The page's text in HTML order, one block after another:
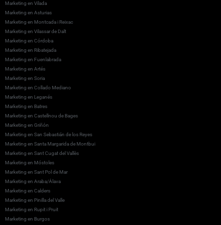
Marketing en Vilada
Marketing en Asturias
Marketing en Montcada i Reixac
Marketing en Vilassar de Dalt
Marketing en Córdoba
Marketing en Ribatejada
Marketing en Fuenlabrada
Marketing en Artés
Marketing en Soria
Marketing en Collado Mediano
Marketing en Leganés
Marketing en Batres
Marketing en Castellnou de Bages
Marketing en Griñón
Marketing en San Sebastián de los Reyes
Marketing en Santa Margarida de Montbui
Marketing en Sant Cugat del Vallès
Marketing en Móstoles
Marketing en Sant Pol de Mar
Marketing en Araba/Álava
Marketing en Calders
Marketing en Pinilla del Valle
Marketing en Rupit i Pruit
Marketing en Burgos